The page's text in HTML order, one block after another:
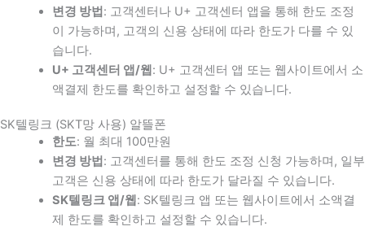
변경 방법 : 고객센터나 U+ 고객센터 앱을 통해 한도 조정
이 가능하며, 고객의 신용 상태에 따라 한도가 다를 수 있
습니다.
U+ 고객센터 앱/웹 : U+ 고객센터 앱 또는 웹사이트에서 소
액결제 한도를 확인하고 설정할 수 있습니다.
SK텔링크 (SKT망 사용) 알뜰폰
한도: 월 최대 100만원
변경 방법 : 고객센터를 통해 한도 조정 신청 가능하며, 일부
고객은 신용 상태에 따라 한도가 달라질 수 있습니다.
SK텔링크 앱/웹 : SK텔링크 앱 또는 웹사이트에서 소액결
제 한도를 확인하고 설정할 수 있습니다.